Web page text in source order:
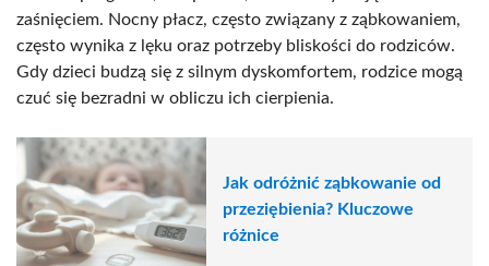
zaśnięciem. Nocny płacz, często związany z ząbkowaniem,
często wynika z lęku oraz potrzeby bliskości do rodziców.
Gdy dzieci budzą się z silnym dyskomfortem, rodzice mogą
czuć się bezradni w obliczu ich cierpienia.
Jak odróżnić ząbkowanie od
przeziębienia? Kluczowe
różnice